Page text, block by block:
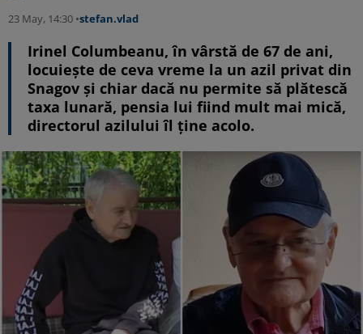
23 May, 14:30 •stefan.vlad
Irinel Columbeanu, în vârstă de 67 de ani,
locuiește de ceva vreme la un azil privat din
Snagov și chiar dacă nu permite să plătescă
taxa lunară, pensia lui fiind mult mai mică,
directorul azilului îl ține acolo.